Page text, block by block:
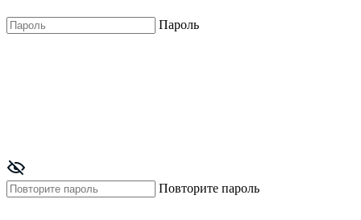
Пароль
Повторите пароль